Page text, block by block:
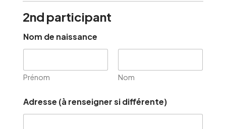
2nd participant
Nom de naissance
Prénom Nom
Adresse (à renseigner si différente)